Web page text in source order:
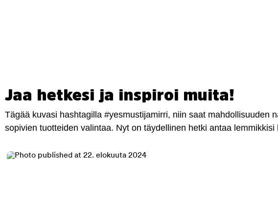
Jaa hetkesi ja inspiroi muita!
Tägää kuvasi hashtagilla #yesmustijamirri, niin saat mahdollisuuden
sopivien tuotteiden valintaa. Nyt on täydellinen hetki antaa